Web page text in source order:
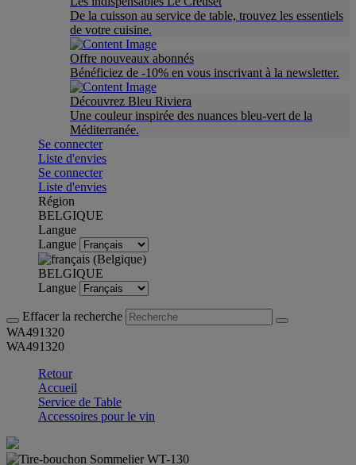
De la cuisson au service de table, trouvez les essentiels
de votre cuisine.
Offre nouveaux abonnés
Bénéficiez de -10% en vous inscrivant à la newsletter.
Découvrez Bleu Riviera
Une couleur inspirée des nuances bleu-vert de la
Méditerranée.
Se connecter
Liste d'envies
Se connecter
Liste d'envies
Région
BELGIQUE
Langue
Langue
BELGIQUE
Langue
Effacer la recherche
WA491320
WA491320
Retour
Accueil
Service de Table
Accessoires pour le vin